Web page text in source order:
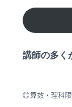
講師の多く
◎算数・理科